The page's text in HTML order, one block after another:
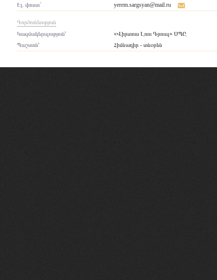
Էլ. փոստ`
yerem.sargsyan@mail.ru
Գործունեություն
Կազմակերպություն՝
«Վիրտուս Լոու Գրուպ» ՍՊԸ
Պաշտոն՝
Հիմնադիր - տնօրեն